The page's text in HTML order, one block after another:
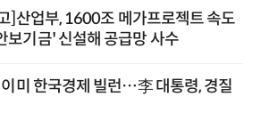
]산업부, 1600조 메가프로젝트 속도
기금' 신설해 공급망 사수
미 한국경제 빌런…李 대통령, 경질